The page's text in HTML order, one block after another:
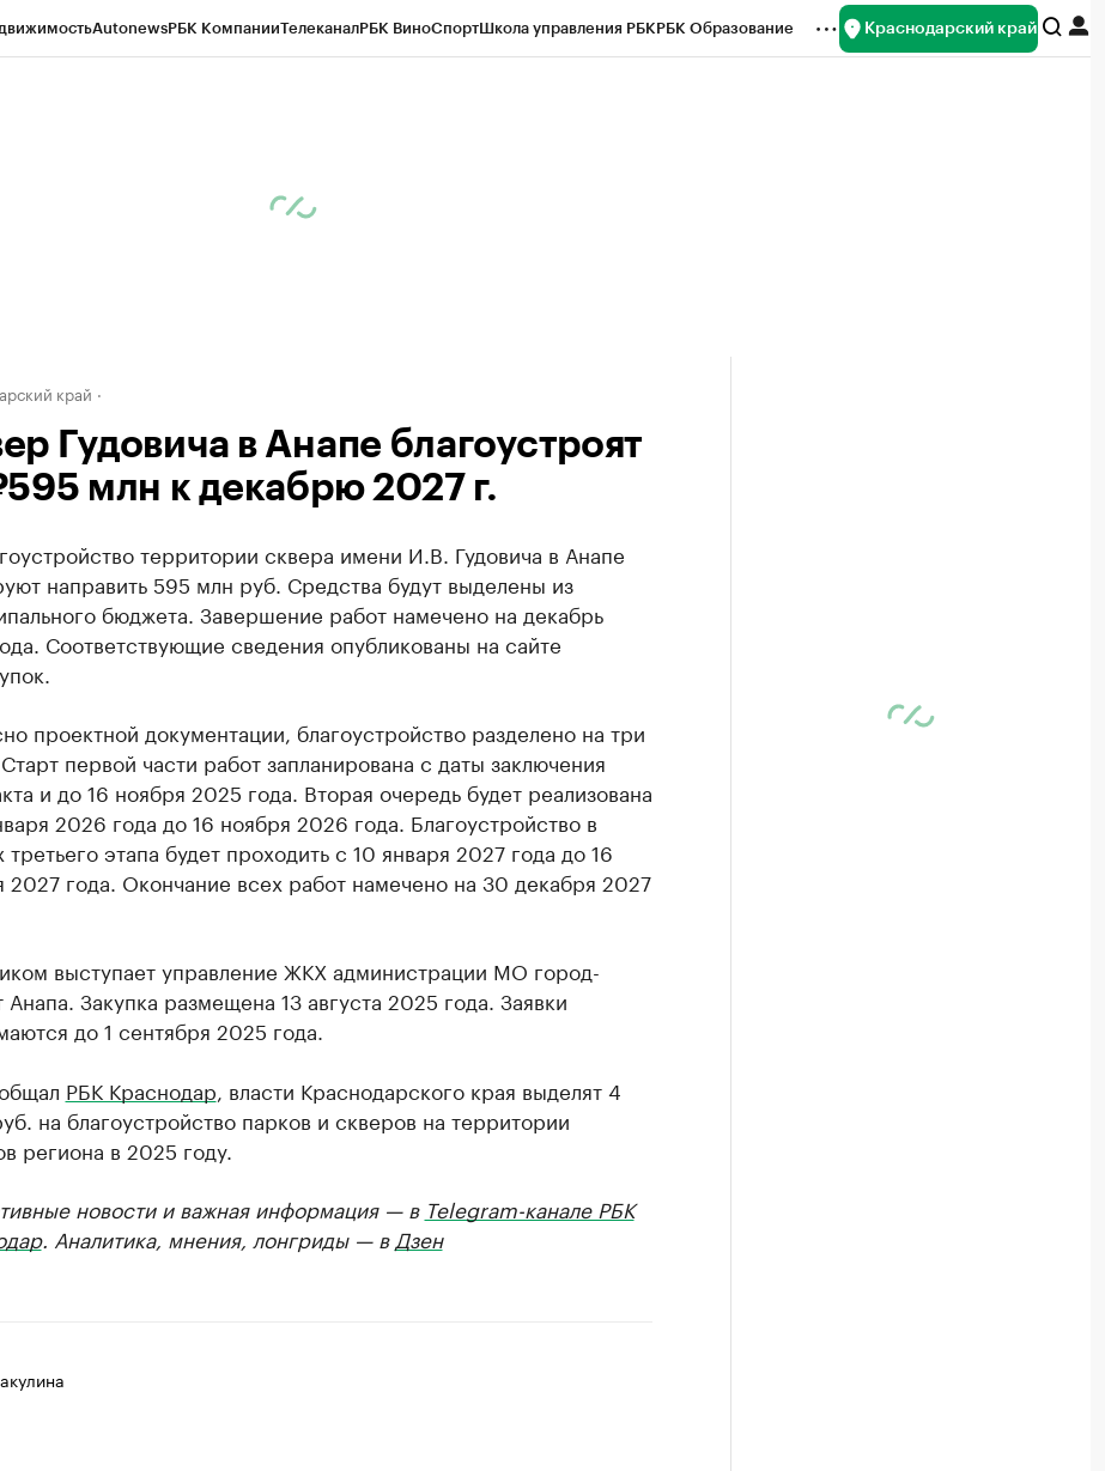
AutonewsРБК КомпанииТелеканалРБК ВиноСпортШкола управления РБКРБК Образование Краснодарский край
край
Гудовича в Анапе благоустроят
млн к декабрю 2027 г.
территории сквера имени И.В. Гудовича в Анапе
направить 595 млн руб. Средства будут выделены из
бюджета. Завершение работ намечено на декабрь
Соответствующие сведения опубликованы на сайте
проектной документации, благоустройство разделено на три
первой части работ запланирована с даты заключения
и до 16 ноября 2025 года. Вторая очередь будет реализована
2026 года до 16 ноября 2026 года. Благоустройство в
третьего этапа будет проходить с 10 января 2027 года до 16
2027 года. Окончание всех работ намечено на 30 декабря 2027
выступает управление ЖКХ администрации МО город-
Анапа. Закупка размещена 13 августа 2025 года. Заявки
до 1 сентября 2025 года.
РБК Краснодар , власти Краснодарского края выделят 4
на благоустройство парков и скверов на территории
региона в 2025 году.
новости и важная информация — в Telegram-канале РБК
. Аналитика, мнения, лонгриды — в Дзен